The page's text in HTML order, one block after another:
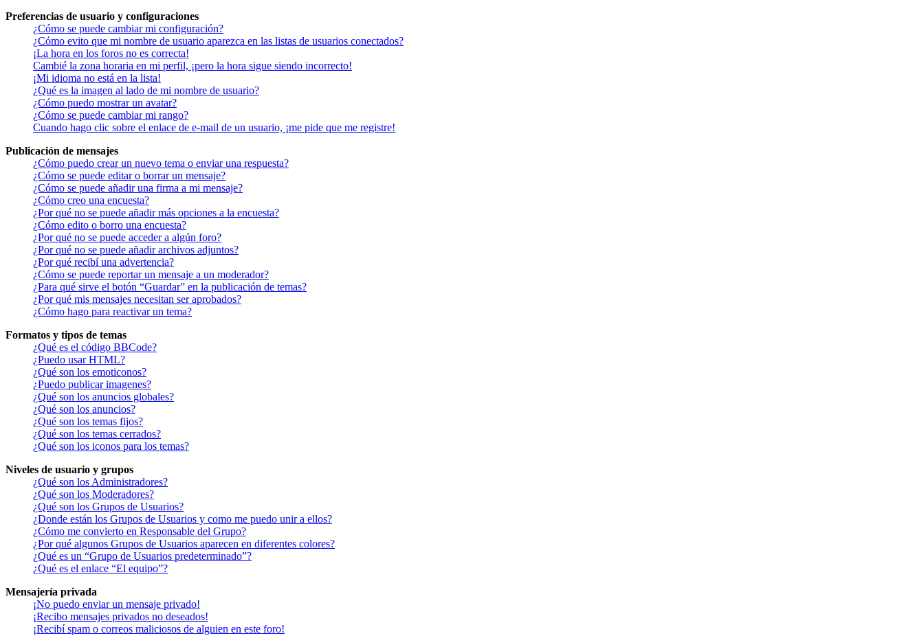
Preferencias de usuario y configuraciones
¿Cómo se puede cambiar mi configuración?
¿Cómo evito que mi nombre de usuario aparezca en las listas de usuarios conectados?
¡La hora en los foros no es correcta!
Cambié la zona horaria en mi perfil, ¡pero la hora sigue siendo incorrecto!
¡Mi idioma no está en la lista!
¿Qué es la imagen al lado de mi nombre de usuario?
¿Cómo puedo mostrar un avatar?
¿Cómo se puede cambiar mi rango?
Cuando hago clic sobre el enlace de e-mail de un usuario, ¡me pide que me registre!
Publicación de mensajes
¿Cómo puedo crear un nuevo tema o enviar una respuesta?
¿Cómo se puede editar o borrar un mensaje?
¿Cómo se puede añadir una firma a mi mensaje?
¿Cómo creo una encuesta?
¿Por qué no se puede añadir más opciones a la encuesta?
¿Cómo edito o borro una encuesta?
¿Por qué no se puede acceder a algún foro?
¿Por qué no se puede añadir archivos adjuntos?
¿Por qué recibí una advertencia?
¿Cómo se puede reportar un mensaje a un moderador?
¿Para qué sirve el botón “Guardar” en la publicación de temas?
¿Por qué mis mensajes necesitan ser aprobados?
¿Cómo hago para reactivar un tema?
Formatos y tipos de temas
¿Qué es el código BBCode?
¿Puedo usar HTML?
¿Qué son los emoticonos?
¿Puedo publicar imagenes?
¿Qué son los anuncios globales?
¿Qué son los anuncios?
¿Qué son los temas fijos?
¿Qué son los temas cerrados?
¿Qué son los iconos para los temas?
Niveles de usuario y grupos
¿Qué son los Administradores?
¿Qué son los Moderadores?
¿Qué son los Grupos de Usuarios?
¿Donde están los Grupos de Usuarios y como me puedo unir a ellos?
¿Cómo me convierto en Responsable del Grupo?
¿Por qué algunos Grupos de Usuarios aparecen en diferentes colores?
¿Qué es un “Grupo de Usuarios predeterminado”?
¿Qué es el enlace “El equipo”?
Mensajería privada
¡No puedo enviar un mensaje privado!
¡Recibo mensajes privados no deseados!
¡Recibí spam o correos maliciosos de alguien en este foro!